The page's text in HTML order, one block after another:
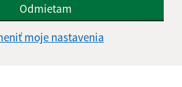
Odmietam
moje nastavenia